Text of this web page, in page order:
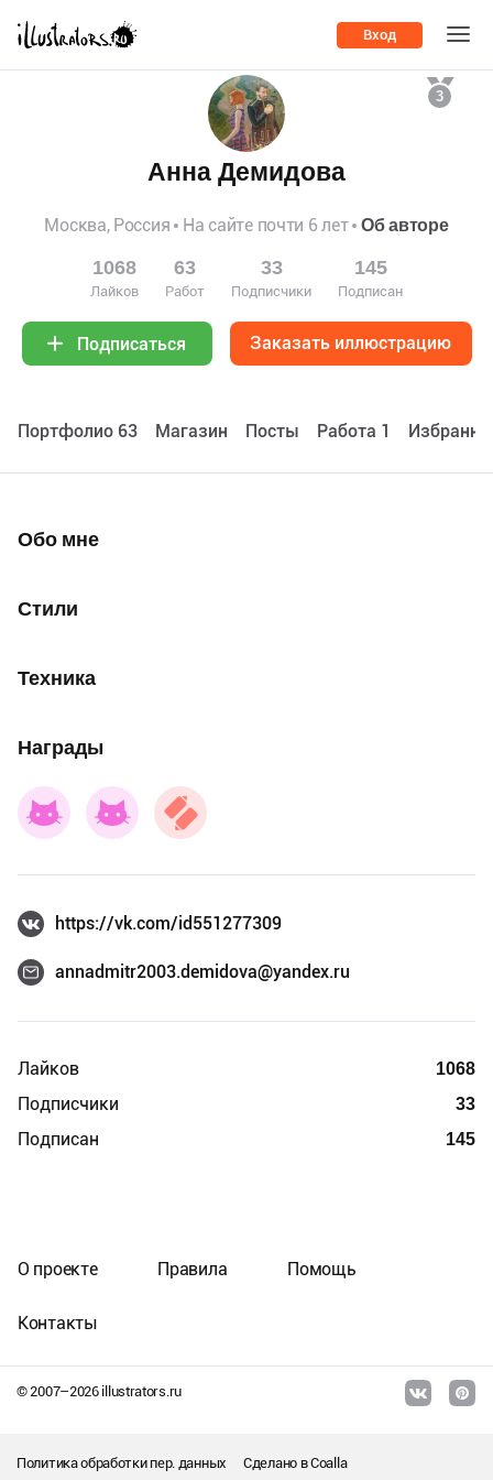
Вход
3
Анна Демидова
Москва, Россия На сайте почти 6 лет Об авторе
1068
Лайков
63
Работ
33
Подписчики
145
Подписан
Подписаться Заказать иллюстрацию
Портфолио 63 Maгазин Посты Работа 1
Обо мне
Стили
Техника
Награды
Лайков
1068
Подписчики
33
Подписан
145
https://vk.com/id551277309
annadmitr2003.demidova@yandex.ru
© 2007–2026illustrators.ru
О проекте Правила Помощь
Контакты
Политика обработки пер. данных Сделано вCoalla